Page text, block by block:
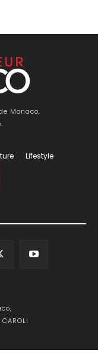
Monaco,
Lifestyle